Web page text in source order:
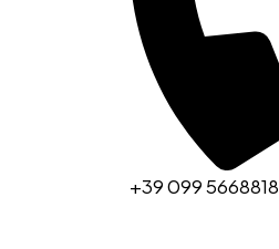
+39 099 5668818